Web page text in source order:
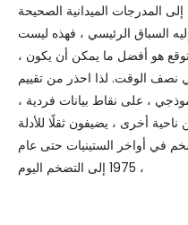
المدرجات الميدانية الصحيحة
السباق الرئيسي ، فهذه ليست
هو أفضل ما يمكن أن يكون ،
الوقت. لذا احذر من تقييم
، على نقاط بيانات فردية ،
في أواخر الستينيات حتى عام
1975 إلى التضخم اليوم ،